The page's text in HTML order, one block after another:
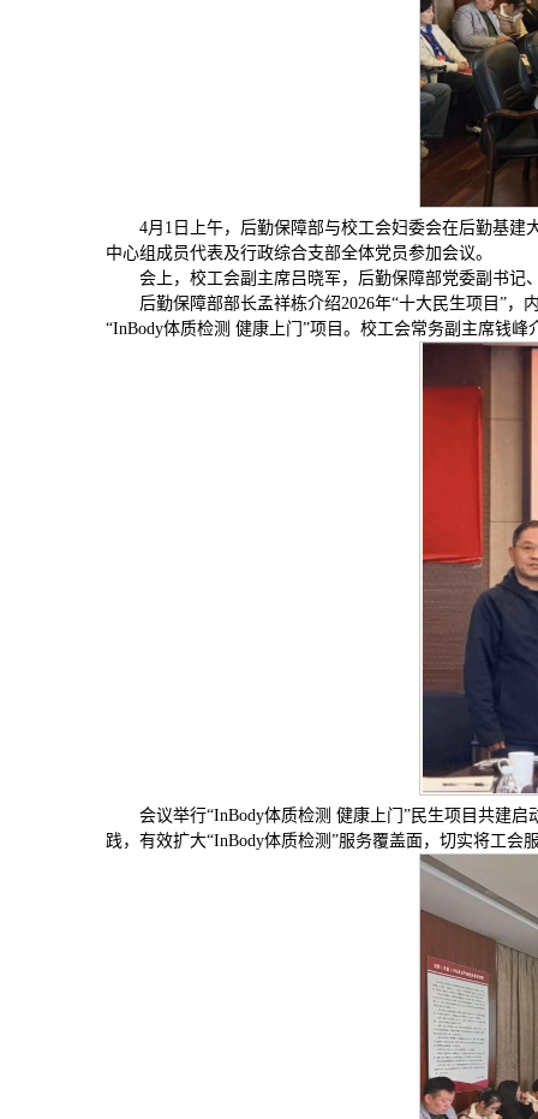
4月1日上午，后勤保障部与校工会妇委会在后勤基
中心组成员代表及行政综合支部全体党员参加会议。
会上，校工会副主席吕晓军，后勤保障部党委副书
后勤保障部部长孟祥栋介绍2026年“十大民生项目”
“InBody体质检测 健康上门”项目。校工会常务副主席钱
会议举行“InBody体质检测 健康上门”民生项目共建
践，有效扩大“InBody体质检测”服务覆盖面，切实将工会